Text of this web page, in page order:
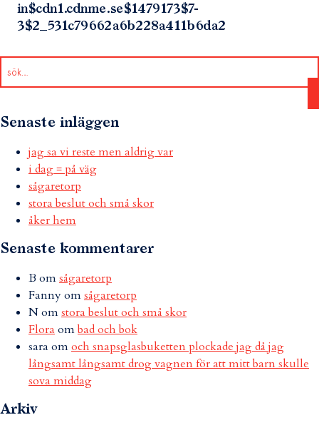
in$cdn1.cdnme.se$1479173$7-
3$2_531c79662a6b228a411b6da2
Senaste inläggen
jag sa vi reste men aldrig var
i dag = på väg
sågaretorp
stora beslut och små skor
åker hem
Senaste kommentarer
B omsågaretorp
Fannyomsågaretorp
Nomstora beslut och små skor
Flora ombad och bok
sara omoch snapsglasbuketten plockade jag då jag
långsamt långsamt drog vagnen för att mitt barn skulle
sova middag
Arkiv